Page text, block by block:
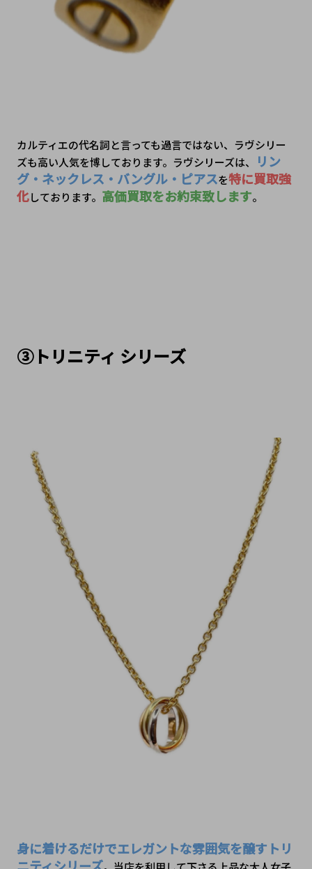
カルティエの代名詞と言っても過言ではない、ラヴシリー
ズも高い人気を博しております。ラヴシリーズは、
リン
グ・ネックレス・バングル・ピアスを特に買取強
化しております。 高価買取をお約束致します。
③トリニティ シリーズ
身に着けるだけでエレガントな雰囲気を醸すトリ